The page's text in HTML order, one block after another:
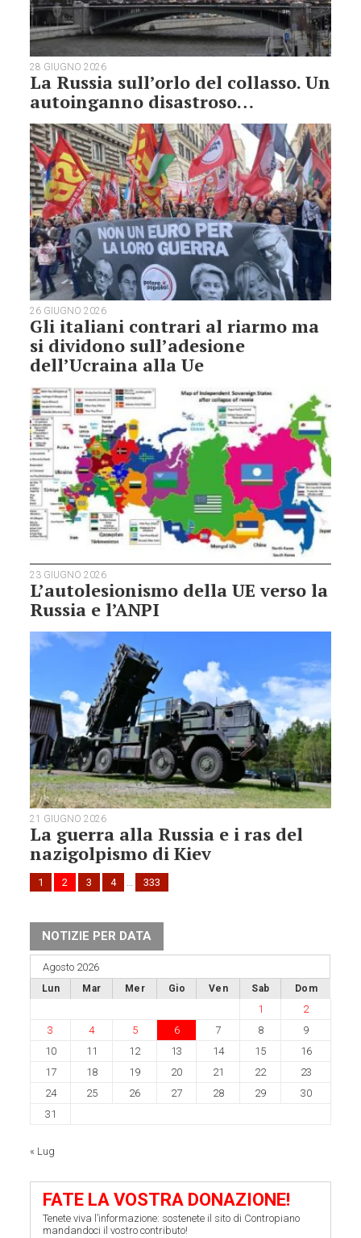
28 GIUGNO 2026
La Russia sull’orlo del collasso. Un
autoinganno disastroso…
26 GIUGNO 2026
Gli italiani contrari al riarmo ma
si dividono sull’adesione
dell’Ucraina alla Ue
23 GIUGNO 2026
L’autolesionismo della UE verso la
Russia e l’ANPI
21 GIUGNO 2026
La guerra alla Russia e i ras del
nazigolpismo di Kiev
1 2 3 4 … 333
NOTIZIE PER DATA
Agosto 2026
Lun Mar Mer Gio Ven Sab Dom
1
2
3
4 5 6 7 8
9
10
11 12 13 14 15
16
17
18 19 20 21 22
23
24
25 26 27 28 29
30
31
« Lug
FATE LA VOSTRA DONAZIONE!
Tenete viva l’informazione: sostenete il sito di Contropiano
mandandoci il vostro contributo!